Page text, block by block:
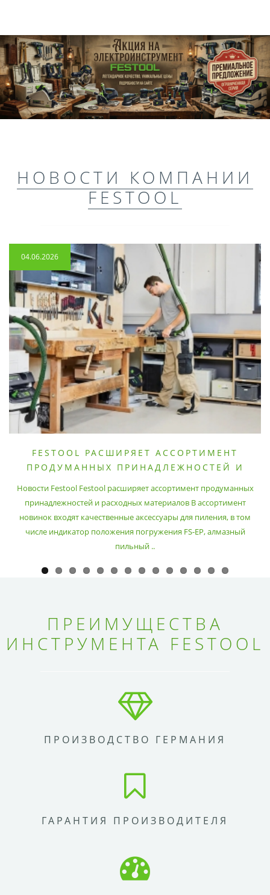
НОВОСТИ КОМПАНИИ
FESTOOL
04.06.2026
FESTOOL РАСШИРЯЕТ АССОРТИМЕНТ
ПРОДУМАННЫХ ПРИНАДЛЕЖНОСТЕЙ И
Новости Festool Festool расширяет ассортимент продуманных
принадлежностей и расходных материалов В ассортимент
новинок входят качественные аксессуары для пиления, в том
числе индикатор положения погружения FS-EP, алмазный
пильный ..
ПРЕИМУЩЕСТВА
ИНСТРУМЕНТА FESTOOL
ПРОИЗВОДСТВО ГЕРМАНИЯ
ГАРАНТИЯ ПРОИЗВОДИТЕЛЯ